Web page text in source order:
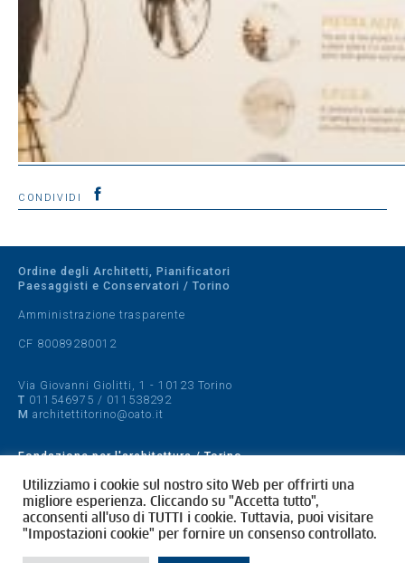
CONDIVIDI
Ordine degli Architetti, Pianificatori
Paesaggisti e Conservatori / Torino
Amministrazione trasparente
CF 80089280012
Via Giovanni Giolitti, 1 - 10123 Torino
T 011546975 / 011538292
M architettitorino@oato.it
Fondazione per l'architettura / Torino
Designed by quattrolinee.it
Cookie Policy
Privacy Policy
Utilizziamo i cookie sul nostro sito Web per offrirti una
migliore esperienza. Cliccando su "Accetta tutto",
acconsenti all'uso di TUTTI i cookie. Tuttavia, puoi visitare
"Impostazioni cookie" per fornire un consenso controllato.